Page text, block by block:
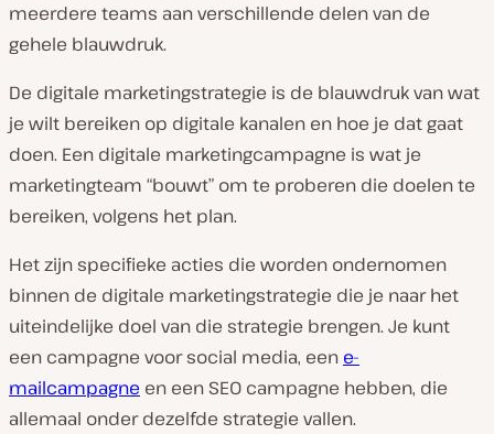
meerdere teams aan verschillende delen van de
gehele blauwdruk.
De digitale marketingstrategie is de blauwdruk van wat
je wilt bereiken op digitale kanalen en hoe je dat gaat
doen. Een digitale marketingcampagne is wat je
marketingteam “bouwt” om te proberen die doelen te
bereiken, volgens het plan.
Het zijn specifieke acties die worden ondernomen
binnen de digitale marketingstrategie die je naar het
uiteindelijke doel van die strategie brengen. Je kunt
een campagne voor social media, een e-
mailcampagne en een SEO campagne hebben, die
allemaal onder dezelfde strategie vallen.